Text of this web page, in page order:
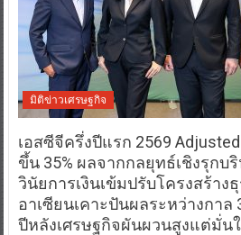
มิติข่าวเศรษฐกิจ
เอสซีจีครึ่งปีแรก 2569 Adjusted
ขึ้น 35% ผลจากกลยุทธ์เชิงรุก
วินัยการเงินเข้มปรับโครงสร้าง
อาเซียนเคาะปันผลระหว่างกา
ปีหลังเศรษฐกิจผันผวนสูงแต่มั่น